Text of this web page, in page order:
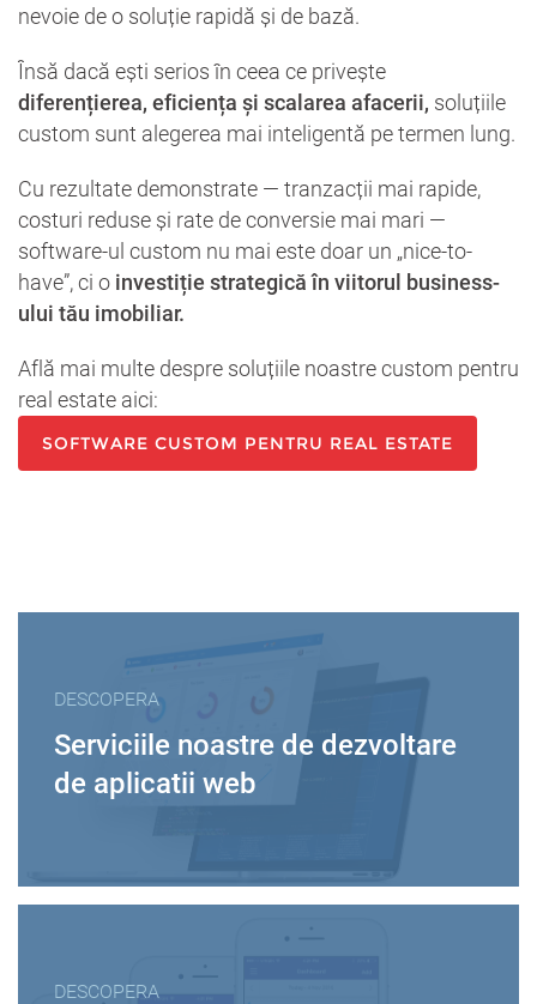
nevoie de o soluție rapidă și de bază.
Însă dacă ești serios în ceea ce privește
diferențierea, eficiența și scalarea afacerii, soluțiile
custom sunt alegerea mai inteligentă pe termen lung.
Cu rezultate demonstrate — tranzacții mai rapide,
costuri reduse și rate de conversie mai mari —
software-ul custom nu mai este doar un „nice-to-
have”, ci o investiție strategică în viitorul business-
ului tău imobiliar.
Află mai multe despre soluțiile noastre custom pentru
real estate aici:
SOFTWARE CUSTOM PENTRU REAL ESTATE
DESCOPERA
Serviciile noastre de dezvoltare
de aplicatii web
DESCOPERA